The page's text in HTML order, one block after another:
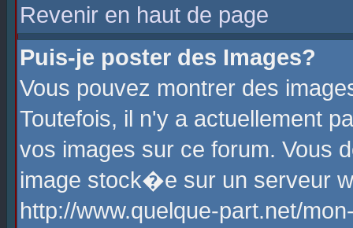
Revenir en haut de page
Puis-je poster des Images?
Vous pouvez montrer des
Toutefois, il n'y a actuellement
vos images sur ce forum. Vous
image stock�e sur un serveur
http://www.quelque-part.net/